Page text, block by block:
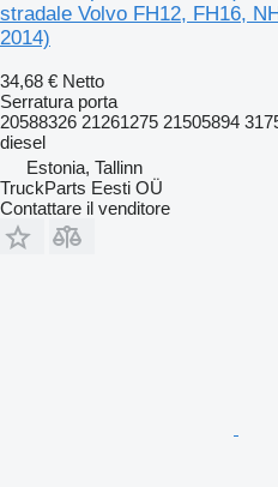
stradale Volvo FH12, FH16,
2014)
34,68 € Netto
Serratura porta
20588326 21261275 21505894
diesel
Estonia, Tallinn
TruckParts Eesti OÜ
Contattare il venditore